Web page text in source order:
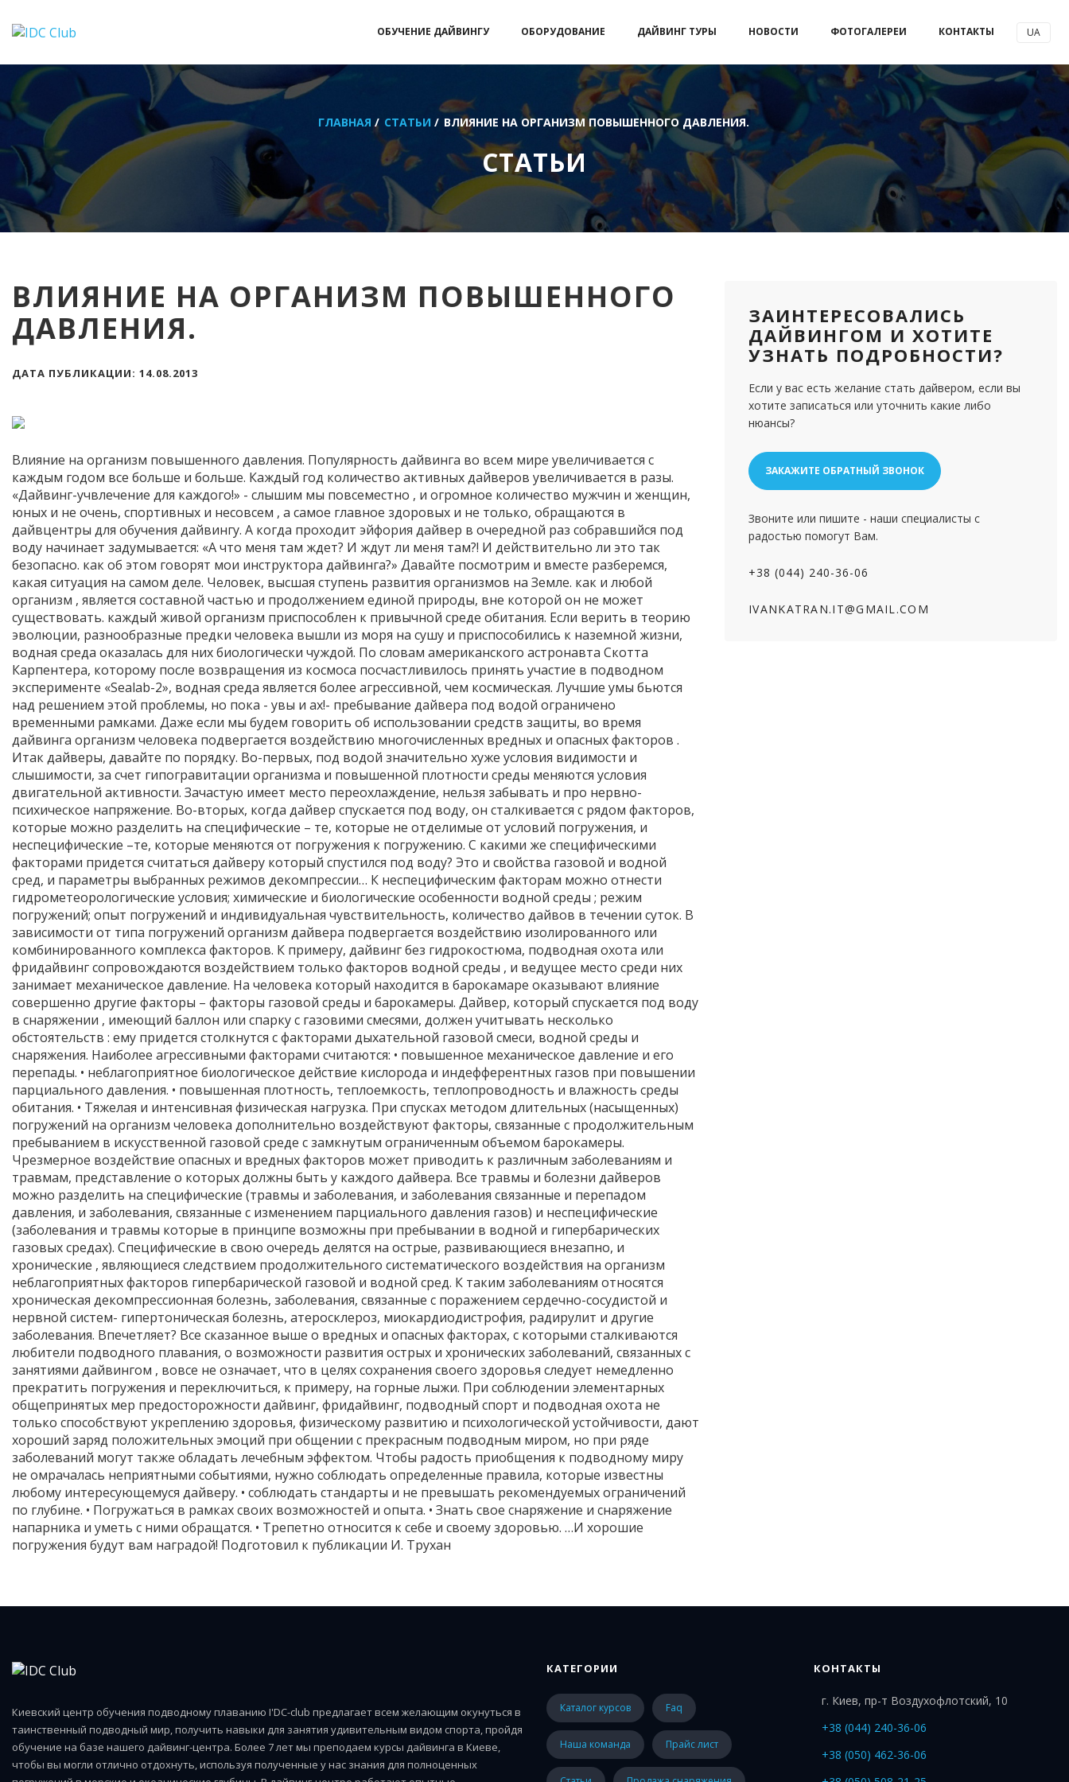
ОБУЧЕНИЕ ДАЙВИНГУ ОБОРУДОВАНИЕ ДАЙВИНГ ТУРЫ НОВОСТИ ФОТОГАЛЕРЕИ КОНТАКТЫ UA
ГЛАВНАЯ / СТАТЬИ / ВЛИЯНИЕ НА ОРГАНИЗМ ПОВЫШЕННОГО ДАВЛЕНИЯ.
СТАТЬИ
ВЛИЯНИЕ НА ОРГАНИЗМ ПОВЫШЕННОГО
ДАВЛЕНИЯ.
ДАТА ПУБЛИКАЦИИ: 14.08.2013
Влияние на организм повышенного давления. Популярность дайвинга во всем мире увеличивается с
каждым годом все больше и больше. Каждый год количество активных дайверов увеличивается в разы.
«Дайвинг-учвлечение для каждого!» - слышим мы повсеместно , и огромное количество мужчин и женщин,
юных и не очень, спортивных и несовсем , а самое главное здоровых и не только, обращаются в
дайвцентры для обучения дайвингу. А когда проходит эйфория дайвер в очередной раз собравшийся под
воду начинает задумывается: «А что меня там ждет? И ждут ли меня там?! И действительно ли это так
безопасно. как об этом говорят мои инструктора дайвинга?» Давайте посмотрим и вместе разберемся,
какая ситуация на самом деле. Человек, высшая ступень развития организмов на Земле. как и любой
организм , является составной частью и продолжением единой природы, вне которой он не может
существовать. каждый живой организм приспособлен к привычной среде обитания. Если верить в теорию
эволюции, разнообразные предки человека вышли из моря на сушу и приспособились к наземной жизни,
водная среда оказалась для них биологически чуждой. По словам американского астронавта Скотта
Карпентера, которому после возвращения из космоса посчастливилось принять участие в подводном
эксперименте «Sealab-2», водная среда является более агрессивной, чем космическая. Лучшие умы бьются
над решением этой проблемы, но пока - увы и ах!- пребывание дайвера под водой ограничено
временными рамками. Даже если мы будем говорить об использовании средств защиты, во время
дайвинга организм человека подвергается воздействию многочисленных вредных и опасных факторов .
Итак дайверы, давайте по порядку. Во-первых, под водой значительно хуже условия видимости и
слышимости, за счет гипогравитации организма и повышенной плотности среды меняются условия
двигательной активности. Зачастую имеет место переохлаждение, нельзя забывать и про нервно-
психическое напряжение. Во-вторых, когда дайвер спускается под воду, он сталкивается с рядом факторов,
которые можно разделить на специфические – те, которые не отделимые от условий погружения, и
неспецифические –те, которые меняются от погружения к погружению. С какими же специфическими
факторами придется считаться дайверу который спустился под воду? Это и свойства газовой и водной
сред, и параметры выбранных режимов декомпрессии… К неспецифическим факторам можно отнести
гидрометеорологические условия; химические и биологические особенности водной среды ; режим
погружений; опыт погружений и индивидуальная чувствительность, количество дайвов в течении суток. В
зависимости от типа погружений организм дайвера подвергается воздействию изолированного или
комбинированного комплекса факторов. К примеру, дайвинг без гидрокостюма, подводная охота или
фридайвинг сопровождаются воздействием только факторов водной среды , и ведущее место среди них
занимает механическое давление. На человека который находится в барокамаре оказывают влияние
совершенно другие факторы – факторы газовой среды и барокамеры. Дайвер, который спускается под воду
в снаряжении , имеющий баллон или спарку с газовими смесями, должен учитывать несколько
обстоятельств : ему придется столкнутся с факторами дыхательной газовой смеси, водной среды и
снаряжения. Наиболее агрессивными факторами считаются: • повышенное механическое давление и его
перепады. • неблагоприятное биологическое действие кислорода и индефферентных газов при повышении
парциального давления. • повышенная плотность, теплоемкость, теплопроводность и влажность среды
обитания. • Тяжелая и интенсивная физическая нагрузка. При спусках методом длительных (насыщенных)
погружений на организм человека дополнительно воздействуют факторы, связанные с продолжительным
пребыванием в искусственной газовой среде с замкнутым ограниченным объемом барокамеры.
Чрезмерное воздействие опасных и вредных факторов может приводить к различным заболеваниям и
травмам, представление о которых должны быть у каждого дайвера. Все травмы и болезни дайверов
можно разделить на специфические (травмы и заболевания, и заболевания связанные и перепадом
давления, и заболевания, связанные с изменением парциального давления газов) и неспецифические
(заболевания и травмы которые в принципе возможны при пребывании в водной и гипербарических
газовых средах). Специфические в свою очередь делятся на острые, развивающиеся внезапно, и
хронические , являющиеся следствием продолжительного систематического воздействия на организм
неблагоприятных факторов гипербарической газовой и водной сред. К таким заболеваниям относятся
хроническая декомпрессионная болезнь, заболевания, связанные с поражением сердечно-сосудистой и
нервной систем- гипертоническая болезнь, атеросклероз, миокардиодистрофия, радирулит и другие
заболевания. Впечетляет? Все сказанное выше о вредных и опасных факторах, с которыми сталкиваются
любители подводного плавания, о возможности развития острых и хронических заболеваний, связанных с
занятиями дайвингом , вовсе не означает, что в целях сохранения своего здоровья следует немедленно
прекратить погружения и переключиться, к примеру, на горные лыжи. При соблюдении элементарных
общепринятых мер предосторожности дайвинг, фридайвинг, подводный спорт и подводная охота не
только способствуют укреплению здоровья, физическому развитию и психологической устойчивости, дают
хороший заряд положительных эмоций при общении с прекрасным подводным миром, но при ряде
заболеваний могут также обладать лечебным эффектом. Чтобы радость приобщения к подводному миру
не омрачалась неприятными событиями, нужно соблюдать определенные правила, которые известны
любому интересующемуся дайверу. • соблюдать стандарты и не превышать рекомендуемых ограничений
по глубине. • Погружаться в рамках своих возможностей и опыта. • Знать свое снаряжение и снаряжение
напарника и уметь с ними обращатся. • Трепетно относится к себе и своему здоровью. …И хорошие
погружения будут вам наградой! Подготовил к публикации И. Трухан
ЗАИНТЕРЕСОВАЛИСЬ
ДАЙВИНГОМ И ХОТИТЕ
УЗНАТЬ ПОДРОБНОСТИ?
Если у вас есть желание стать дайвером, если вы
хотите записаться или уточнить какие либо
нюансы?
ЗАКАЖИТЕ ОБРАТНЫЙ ЗВОНОК
Звоните или пишите - наши специалисты с
радостью помогут Вам.
+38 (044) 240-36-06
IVANKATRAN.IT@GMAIL.COM
Киевский центр обучения подводному плаванию I'DC-club предлагает всем желающим окунуться в
таинственный подводный мир, получить навыки для занятия удивительным видом спорта, пройдя
обучение на базе нашего дайвинг-центра. Более 7 лет мы преподаем курсы дайвинга в Киеве,
чтобы вы могли отлично отдохнуть, используя полученные у нас знания для полноценных
КАТЕГОРИИ
каталог курсов faq
наша команда прайс лист
КОНТАКТЫ
г. Киев, пр-т Воздухофлотский, 10
+38 (044) 240-36-06
+38 (050) 462-36-06